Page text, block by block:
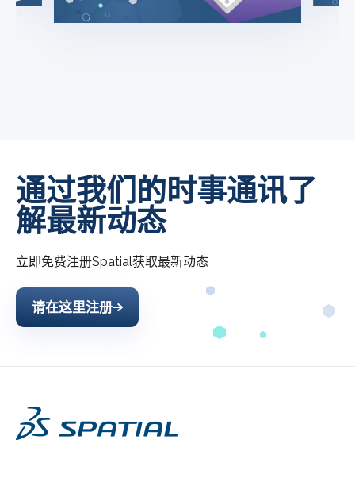
通过我们的时事通讯了
解最新动态
立即免费注册Spatial获取最新动态
请在这里注册